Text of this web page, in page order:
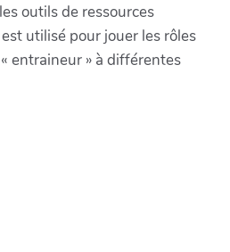
outils de ressources
est utilisé pour jouer les rôles
entraineur » à différentes